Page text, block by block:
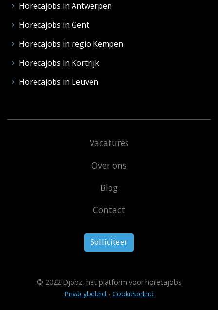
Horecajobs in Antwerpen
Horecajobs in Gent
Horecajobs in regio Kempen
Horecajobs in Kortrijk
Horecajobs in Leuven
Vacatures
Over ons
Blog
Contact
Solliciteer
© 2022 Djobz, het platform voor horecajobs
Privacybeleid - Cookiebeleid